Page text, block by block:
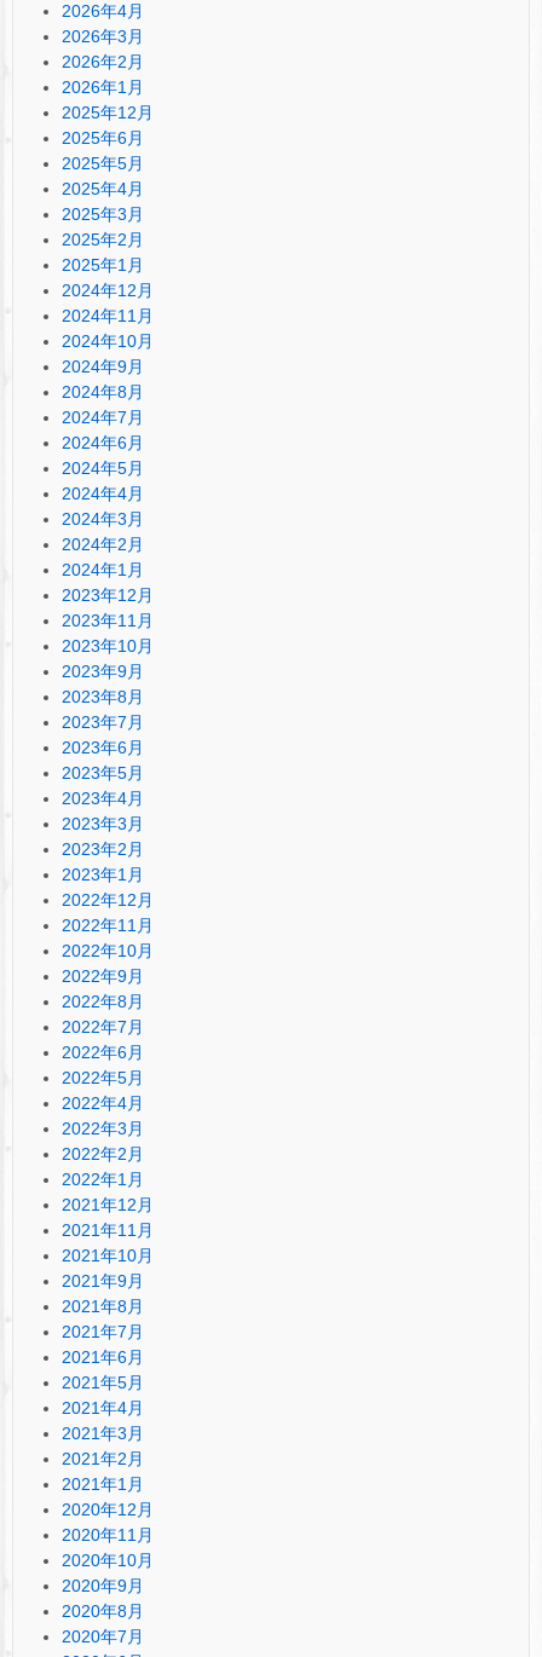
2026年4月
2026年3月
2026年2月
2026年1月
2025年12月
2025年6月
2025年5月
2025年4月
2025年3月
2025年2月
2025年1月
2024年12月
2024年11月
2024年10月
2024年9月
2024年8月
2024年7月
2024年6月
2024年5月
2024年4月
2024年3月
2024年2月
2024年1月
2023年12月
2023年11月
2023年10月
2023年9月
2023年8月
2023年7月
2023年6月
2023年5月
2023年4月
2023年3月
2023年2月
2023年1月
2022年12月
2022年11月
2022年10月
2022年9月
2022年8月
2022年7月
2022年6月
2022年5月
2022年4月
2022年3月
2022年2月
2022年1月
2021年12月
2021年11月
2021年10月
2021年9月
2021年8月
2021年7月
2021年6月
2021年5月
2021年4月
2021年3月
2021年2月
2021年1月
2020年12月
2020年11月
2020年10月
2020年9月
2020年8月
2020年7月